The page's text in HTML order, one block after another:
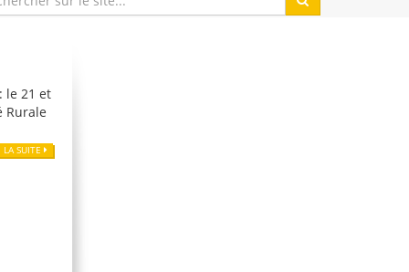
le 21 et
Rurale
LA SUITE